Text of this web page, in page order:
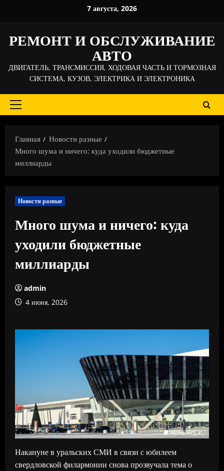
7 августа, 2026
РЕМОНТ И ОБСЛУЖИВАНИЕ
АВТО
ДВИГАТЕЛЬ, ТРАНСМИССИЯ, ХОДОВАЯ ЧАСТЬ И ТОРМОЗНАЯ
СИСТЕМА, КУЗОВ, ЭЛЕКТРИКА И ЭЛЕКТРОНИКА
Основное
Главная
Новости разные
Много шума и ничего: куда уходили бюджетные
миллиарды
Новости разные
Много шума и ничего: куда
уходили бюджетные
миллиарды
admin
4 июня, 2026
Накануне в уральских СМИ в связи с юбилеем
свердловской филармонии снова прозвучала тема о